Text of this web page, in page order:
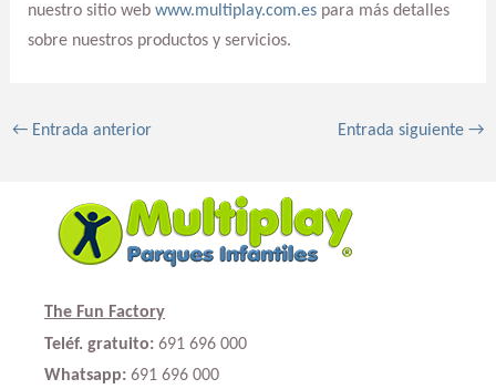
nuestro sitio web www.multiplay.com.espara más detalles
sobre nuestros productos y servicios.
←Entrada anterior Entrada siguiente→
The Fun Factory
Teléf. gratuito: 691 696 000
Whatsapp: 691 696 000